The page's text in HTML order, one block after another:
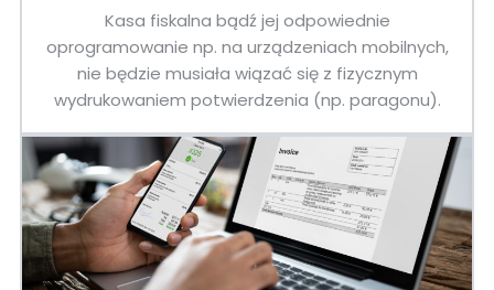
Kasa fiskalna bądź jej odpowiednie
oprogramowanie np. na urządzeniach mobilnych,
nie będzie musiała wiązać się z fizycznym
wydrukowaniem potwierdzenia (np. paragonu).